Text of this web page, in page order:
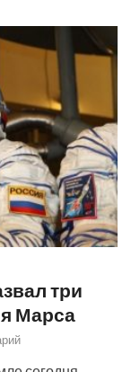
три
Марса